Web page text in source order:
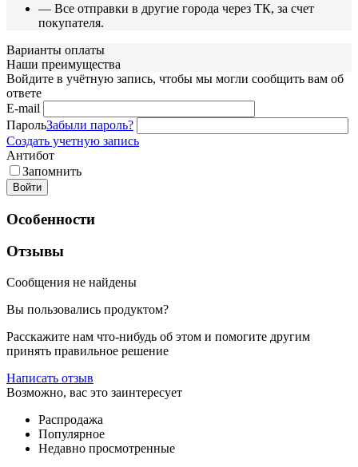
— Все отправки в другие города через ТК, за счет
покупателя.
Варианты оплаты
Наши преимущества
Войдите в учётную запись, чтобы мы могли сообщить вам об
ответе
E-mail
ПарольЗабыли пароль?
Создать учетную запись
Антибот
Запомнить
Войти
Особенности
Отзывы
Сообщения не найдены
Вы пользовались продуктом?
Расскажите нам что-нибудь об этом и помогите другим
принять правильное решение
Написать отзыв
Возможно, вас это заинтересует
Распродажа
Популярное
Недавно просмотренные